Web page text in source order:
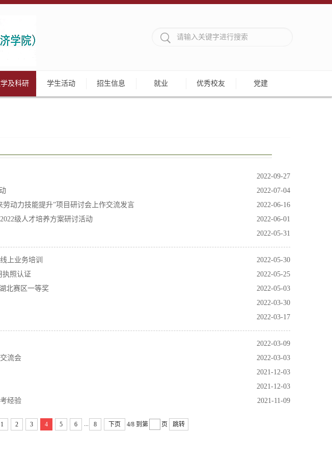
及科研 学生活动 招生信息 就业 优秀校友 党建
2022-09-27
2022-07-04
2022-06-16
动力技能提升”项目研讨会上作交流发言
2022-06-01
级人才培养方案研讨活动
2022-05-31
2022-05-30
上业务培训
2022-05-25
执照认证
2022-05-03
北赛区一等奖
2022-03-30
2022-03-17
2022-03-09
2022-03-03
流会
2021-12-03
2021-12-03
2021-11-09
经验
1 2 3 4 5 6 8 下页 4/8 到第 页 跳转